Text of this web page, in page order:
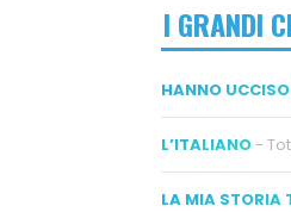
I GRANDI
HANNO
L’ITALIANO -
LA MIA STORIA